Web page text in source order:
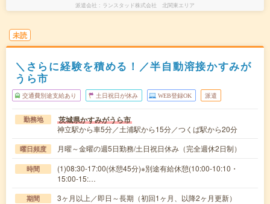
派遣会社 ランスタッド株式会社 北関東エリア
未読
＼さらに経験を積める！／半自動溶接かすみが
うら市
交通費別途支給あり 土日祝日が休み WEB登録OK 派遣
勤務地 茨城県かすみがうら市
神立駅から車5分／土浦駅から15分／つくば駅から20分
曜日頻度 月曜～金曜の週5日勤務/土日祝日休み（完全週休2日制）
時間
(1)08:30-17:00(休憩45分)※別途有給休憩(10:00-10:10・
15:00-15:…
期間 3ヶ月以上／即日～長期（初回1ヶ月、以降2ヶ月更新）